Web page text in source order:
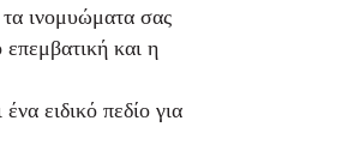
ινομυώματα σας
και η
ειδικό πεδίο για